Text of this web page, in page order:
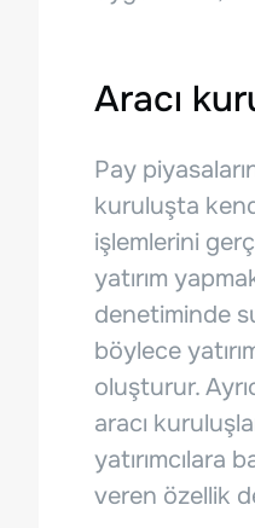
Aracı
Pay
kuruluşta
işlemlerini
yatırım
denetiminde
böylece
oluşturur.
aracı
yatırımcılara
veren özellik